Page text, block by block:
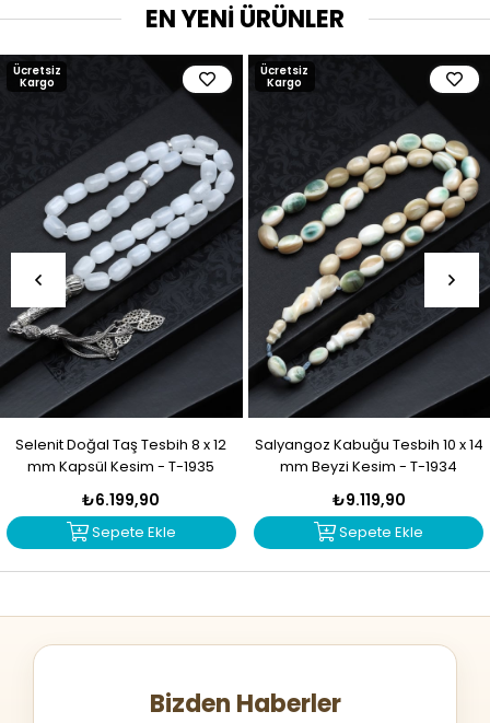
EN YENİ ÜRÜNLER
Selenit Doğal Taş Tesbih 8 x 12
mm Kapsül Kesim - T-1935
₺6.199,90
Sepete Ekle
Ücretsiz
Kargo
Salyangoz Kabuğu Tesbih 10 x 14
mm Beyzi Kesim - T-1934
₺9.119,90
Sepete Ekle
Ücretsiz
Kargo
Bizden Haberler